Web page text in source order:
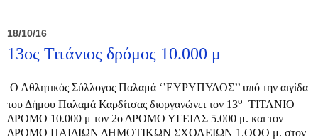
18/10/16
13ος Τιτάνιος δρόμος 10.000 μ
Ο Αθλητικός Σύλλογος Παλαμά ‘’ΕΥΡΥΠΥΛΟΣ’’ υπό την αιγίδα
του Δήμου Παλαμά Καρδίτσας διοργανώνει τον 13ο ΤΙΤΑΝΙΟ
ΔΡΟΜΟ 10.000 μ τον 2ο ΔΡΟΜΟ ΥΓΕΙΑΣ 5.000 μ. και τον
ΔΡΟΜΟ ΠΑΙΔΙΩΝ ΔΗΜΟΤΙΚΩΝ ΣΧΟΛΕΙΩΝ 1.ΟΟΟ μ. στον